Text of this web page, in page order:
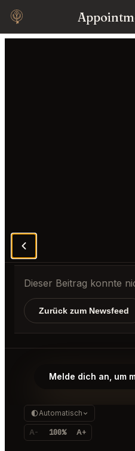
Dieser Beitrag konnte
Zurück zum Newsfeed
Melde dich an, um
Der Marktplatz für
Reservierungen, Premium-
Automatisch
A- 100% A+